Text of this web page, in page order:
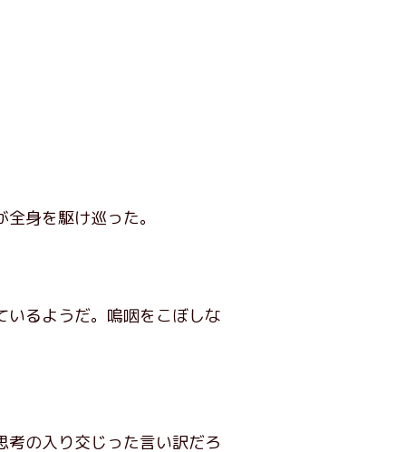
身を駆け巡った。
るようだ。嗚咽をこぼしな
の入り交じった言い訳だろ